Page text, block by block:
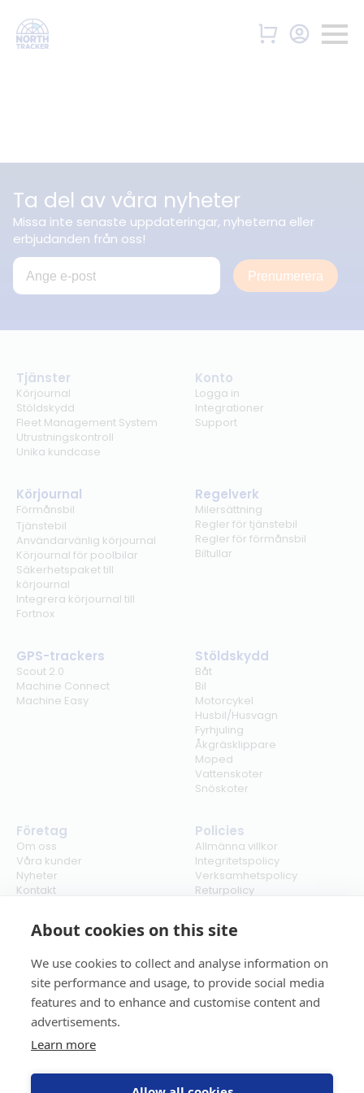
About cookies on this site
We use cookies to collect and analyse information on
site performance and usage, to provide social media
features and to enhance and customise content and
advertisements.
Learn more
Ta del av våra nyheter
Missa inte senaste uppdateringar, nyheterna eller
erbjudanden från oss!
Prenumerera
Tjänster
Körjournal
Stöldskydd
Fleet Management System
Utrustningskontroll
Unika kundcase
Konto
Logga in
Integrationer
Support
Körjournal
Förmånsbil
Tjänstebil
Användarvänlig körjournal
Körjournal för poolbilar
Säkerhetspaket till
körjournal
Integrera körjournal till
Fortnox
Regelverk
Milersättning
Regler för tjänstebil
Regler för förmånsbil
Biltullar
GPS-trackers
Scout 2.0
Machine Connect
Machine Easy
Stöldskydd
Båt
Bil
Motorcykel
Husbil/Husvagn
Fyrhjuling
Åkgräsklippare
Moped
Vattenskoter
Snöskoter
Företag
Om oss
Våra kunder
Nyheter
Kontakt
Policies
Allmänna villkor
Integritetspolicy
Verksamhetspolicy
Returpolicy
Cookies